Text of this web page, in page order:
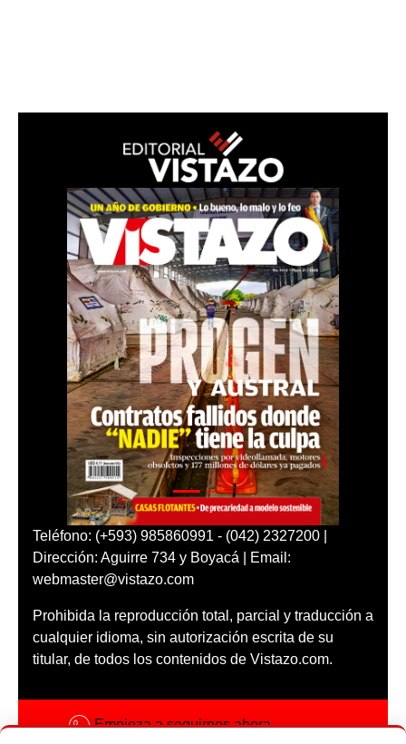
Teléfono: (+593) 985860991 - (042) 2327200 |
Dirección: Aguirre 734 y Boyacá | Email:
webmaster@vistazo.com
Prohibida la reproducción total, parcial y traducción a
cualquier idioma, sin autorización escrita de su
titular, de todos los contenidos de Vistazo.com.
Empieza a seguirnos ahora